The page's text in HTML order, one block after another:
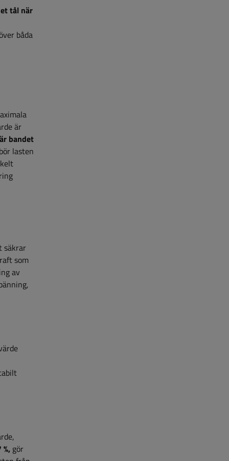
tål när
båda
är
bandet
lasten
säkrar
som
av
gör